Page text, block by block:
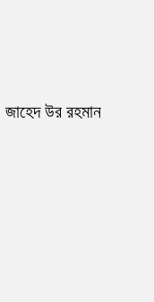
জাহেদ উর রহমান